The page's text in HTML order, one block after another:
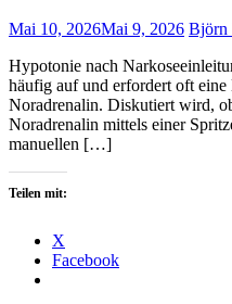
Mai 10, 2026Mai 9, 2026 Björn
Hypotonie nach
häufig auf und erfordert oft
Noradrenalin. Diskutiert wird,
Noradrenalin mittels einer
manuellen […]
Teilen mit:
X
Facebook